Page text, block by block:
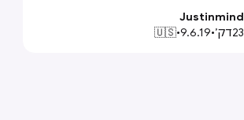
Justinmind
23דק׳•
9.6.19
•
🇺🇸